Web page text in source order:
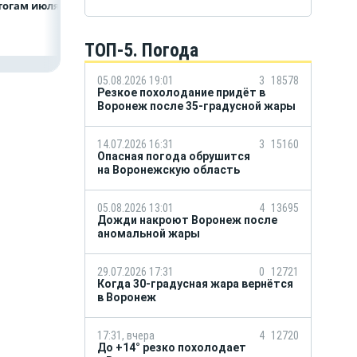
июля
ТОП-5. Погода
05.08.2026 19:01 3
18578
Резкое похолодание придёт в
Воронеж после 35-градусной жары
14.07.2026 16:31 3
15160
Опасная погода обрушится
на Воронежскую область
05.08.2026 13:01 4 13695
Дожди накроют Воронеж после
аномальной жары
29.07.2026 17:31 0
12721
Когда 30-градусная жара вернётся
в Воронеж
17:31, вчера 4 12720
До +14° резко похолодает